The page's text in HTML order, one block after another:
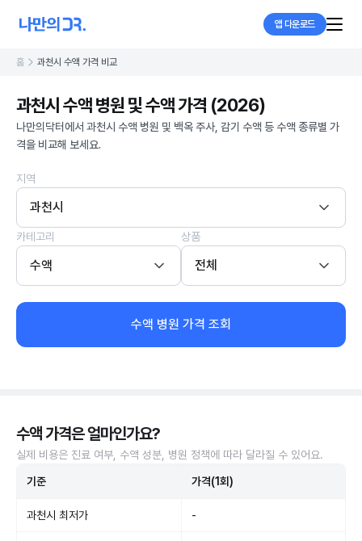
앱 다운로드
홈 과천시 수액 가격 비교
과천시 수액 병원 및 수액 가격 (2026)
나만의닥터에서 과천시 수액 병원 및 백옥 주사, 감기 수액 등 수액 종류별 가
격을 비교해 보세요.
지역
과천시
카테고리
수액
상품
전체
수액 병원 가격 조회
수액 가격은 얼마인가요?
실제 비용은 진료 여부, 수액 성분, 병원 정책에 따라 달라질 수 있어요.
기준 가격(1회)
과천시 최저가 -